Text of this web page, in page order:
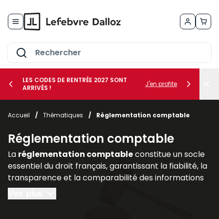
le sous-menu Vos métiers
le sous-menu Vos besoins
LES CODES DE RENTRÉE 2027 SONT
ARRIVÉS !
J'en profite
Accueil / Thématiques / Réglementation comptable
Réglementation comptable
La réglementation comptableconstitue un socle
essentiel du droit français, garantissant la fiabilité, la
transparence et la comparabilité des informations
financières produites par les entreprises. Elle
encadre la manière dont les sociétés doivent